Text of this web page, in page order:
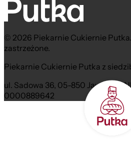
© 2026 Piekarnie Cukiernie
zastrzeżone.
Piekarnie Cukiernie Putka z
ul. Sadowa 36, 05-850 Jawczyce
0000889642